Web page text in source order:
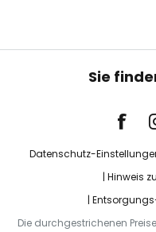
Sie
Datenschutz-
Hinweis
Die durchgestrichenen